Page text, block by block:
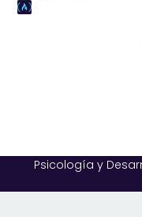
Psicología y